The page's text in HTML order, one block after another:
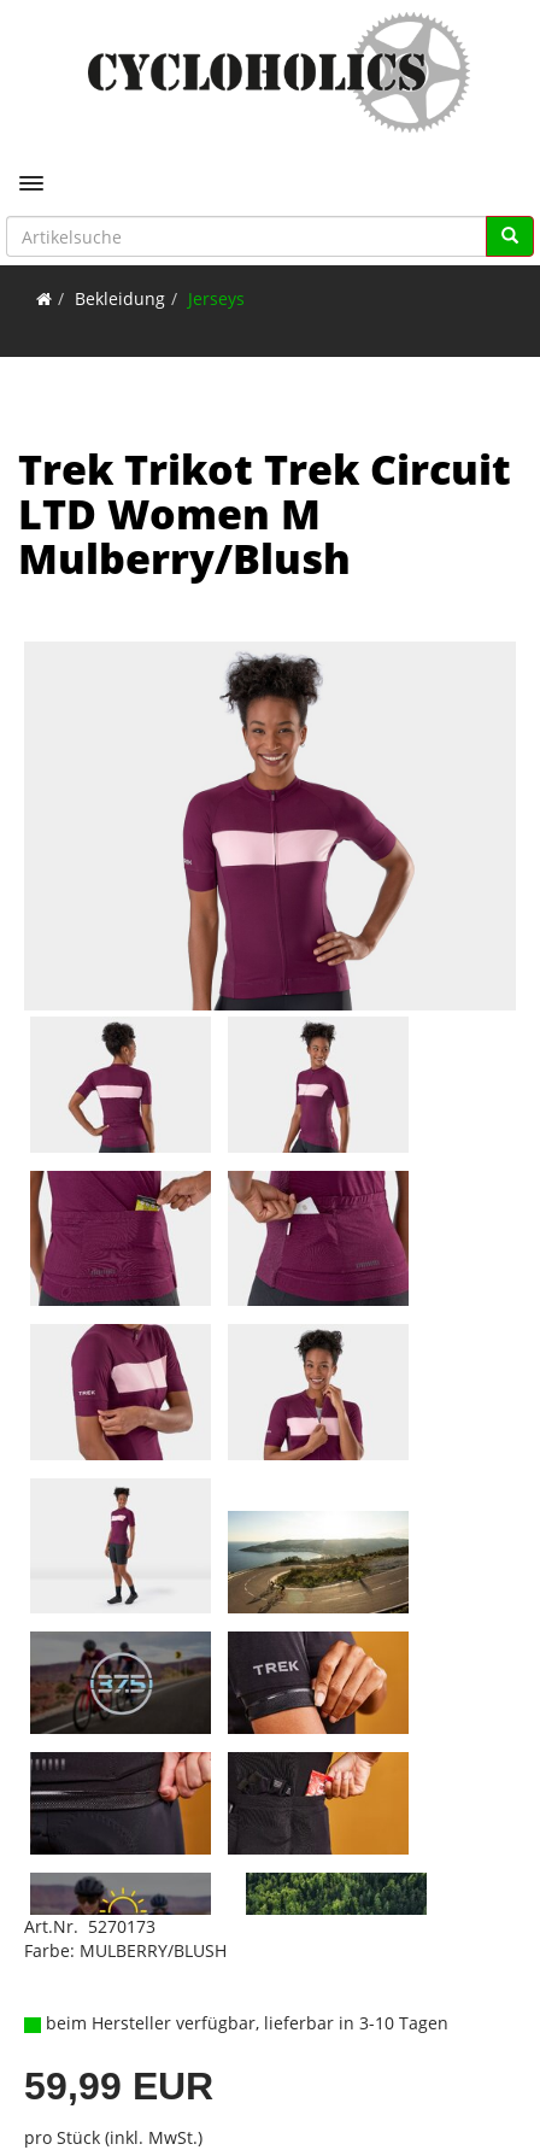
Toggle navigation
Bekleidung Jerseys
Trek Trikot Trek Circuit
LTD Women M
Mulberry/Blush
Art.Nr. 5270173
Farbe: MULBERRY/BLUSH
beim Hersteller verfügbar, lieferbar in 3-10 Tagen
59,99 EUR
pro Stück (inkl. MwSt.)